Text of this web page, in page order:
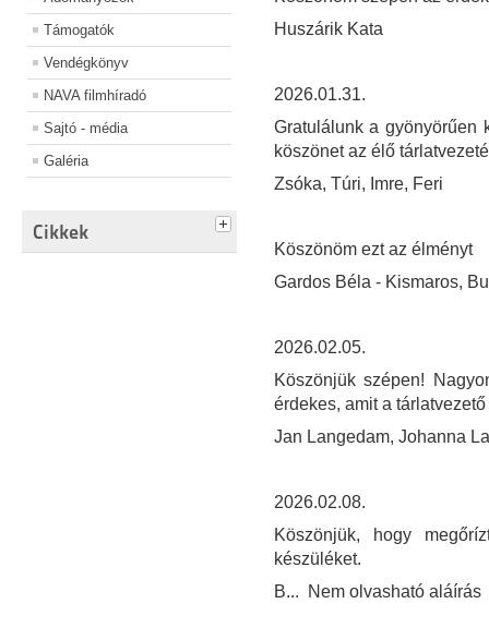
Támogatók
Vendégkönyv
NAVA filmhíradó
Sajtó - média
Galéria
Cikkek
Huszárik Kata
2026.01.31.
Gratulálunk a gyönyörűen
köszönet az élő
Zsóka, Túri, Imre, Feri
Köszönöm ezt az élményt
Gardos Béla - Kismaros,
2026.02.05.
Köszönjük szépen!
érdekes, amit a
Jan Langedam, Johanna
2026.02.08.
Köszönjük, hogy
készüléket.
B... Nem olvasható aláírás